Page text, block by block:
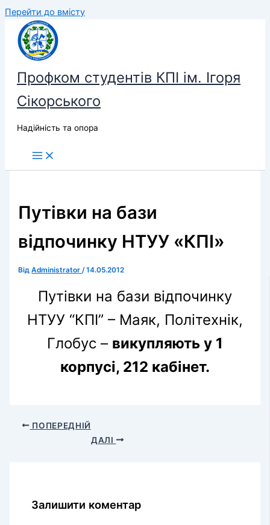
Перейти до вмісту
Профком студентів КПІ ім. Ігоря
Сікорського
Надійність та опора
Путівки на бази
відпочинку НТУУ «КПІ»
ВідAdministrator/14.05.2012
Путівки на бази відпочинку
НТУУ “КПІ” – Маяк, Політехнік,
Глобус – викупляють у 1
корпусі, 212 кабінет.
ПОПЕРЕДНІЙ
ДАЛІ
Залишити коментар